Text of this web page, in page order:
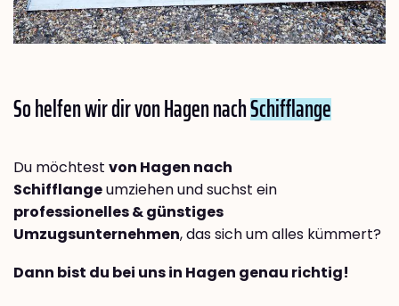
So helfen wir dir von Hagen nachSchifflange
Du möchtest von Hagen nach
Schifflangeumziehen und suchst ein
professionelles & günstiges
Umzugsunternehmen, das sich um alles kümmert?
Dann bist du bei uns in Hagen genau richtig!